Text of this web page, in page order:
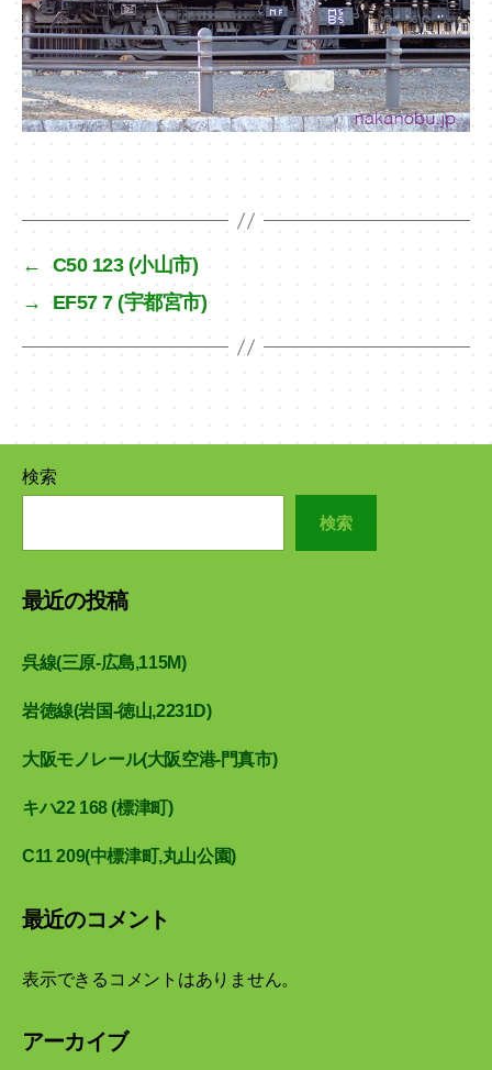
←
C50 123 (小山市)
→
EF57 7 (宇都宮市)
検索
検索
最近の投稿
呉線(三原-広島,115M)
岩徳線(岩国-徳山,2231D)
大阪モノレール(大阪空港-門真市)
キハ22 168 (標津町)
C11 209(中標津町,丸山公園)
最近のコメント
表示できるコメントはありません。
アーカイブ